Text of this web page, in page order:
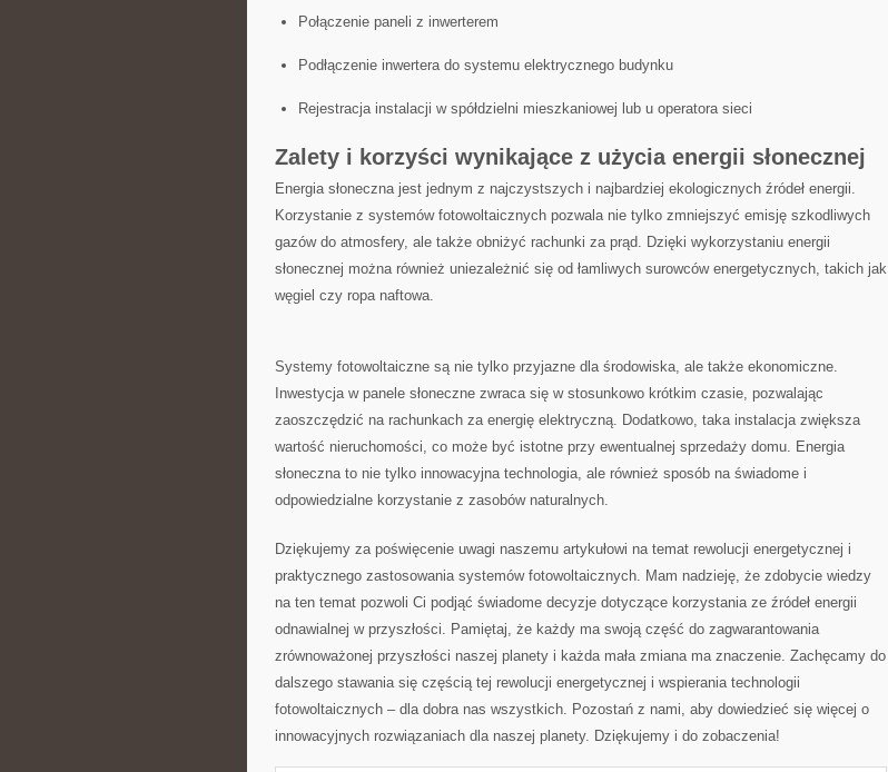
Połączenie paneli z⁣ inwerterem
Podłączenie inwertera do systemu elektrycznego budynku
Rejestracja instalacji w spółdzielni ‍mieszkaniowej lub​ u operatora ​sieci
Zalety i​ korzyści wynikające z użycia energii słonecznej
Energia słoneczna jest jednym​ z najczystszych​ i​ najbardziej ​ekologicznych źródeł energii.
Korzystanie⁣ z systemów fotowoltaicznych pozwala nie tylko zmniejszyć​ emisję​ szkodliwych
gazów do​ atmosfery, ale także obniżyć rachunki za ⁤prąd. Dzięki ‍wykorzystaniu energii
słonecznej można ​również uniezależnić⁤ się od‌ łamliwych surowców energetycznych, takich jak
węgiel czy ‍ropa naftowa.
Systemy fotowoltaiczne są ​nie tylko przyjazne ​dla środowiska, ale także ekonomiczne.
Inwestycja w panele słoneczne zwraca ​się w ⁢stosunkowo krótkim czasie, pozwalając
zaoszczędzić na rachunkach⁣ za energię elektryczną. ⁣Dodatkowo, ‌taka instalacja zwiększa
wartość nieruchomości, co ‌może być istotne⁢ przy ewentualnej sprzedaży ​domu. Energia​
słoneczna to ‌nie tylko​ innowacyjna technologia, ale również⁣ sposób na świadome i‌
odpowiedzialne ⁢korzystanie z zasobów⁤ naturalnych.
Dziękujemy za poświęcenie uwagi ⁢naszemu artykułowi na ‌temat rewolucji ⁤energetycznej i
praktycznego zastosowania systemów fotowoltaicznych. Mam ⁣nadzieję, że⁣ zdobycie ⁢wiedzy
na ten temat pozwoli Ci⁣ podjąć świadome​ decyzje dotyczące korzystania‍ ze źródeł‌ energii
odnawialnej ‍w przyszłości. Pamiętaj,⁣ że każdy ma swoją część ‍do zagwarantowania
zrównoważonej przyszłości naszej planety i​ każda ⁣mała zmiana ⁢ma⁤ znaczenie. Zachęcamy do‌
dalszego ‌stawania się częścią tej rewolucji energetycznej i wspierania ⁣technologii
fotowoltaicznych – dla dobra nas​ wszystkich. Pozostań z nami, aby dowiedzieć się więcej o
innowacyjnych rozwiązaniach dla naszej ​planety. Dziękujemy i do zobaczenia!